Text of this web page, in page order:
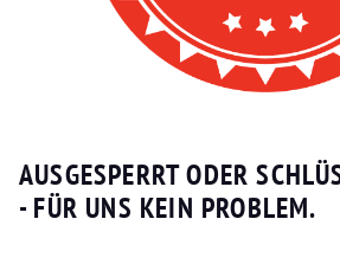
AUSGESPERRT ODER
- FÜR UNS KEIN PROBLEM.